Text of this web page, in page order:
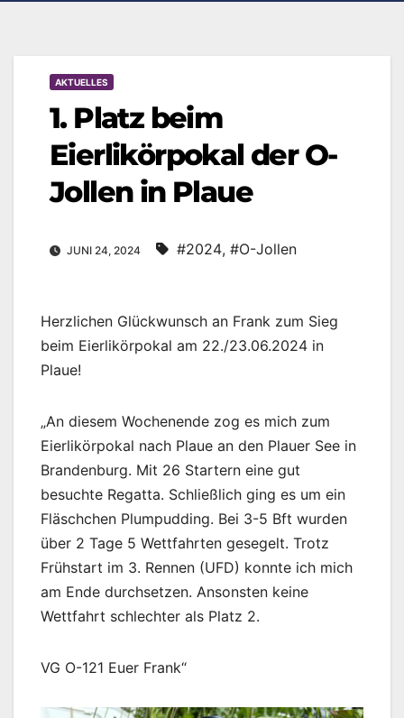
AKTUELLES
1. Platz beim
Eierlikörpokal der O-
Jollen in Plaue
JUNI 24, 2024 #2024, #O-Jollen
Herzlichen Glückwunsch an Frank zum Sieg
beim Eierlikörpokal am 22./23.06.2024 in
Plaue!
„An diesem Wochenende zog es mich zum
Eierlikörpokal nach Plaue an den Plauer See in
Brandenburg. Mit 26 Startern eine gut
besuchte Regatta. Schließlich ging es um ein
Fläschchen Plumpudding. Bei 3-5 Bft wurden
über 2 Tage 5 Wettfahrten gesegelt. Trotz
Frühstart im 3. Rennen (UFD) konnte ich mich
am Ende durchsetzen. Ansonsten keine
Wettfahrt schlechter als Platz 2.
VG O-121 Euer Frank“